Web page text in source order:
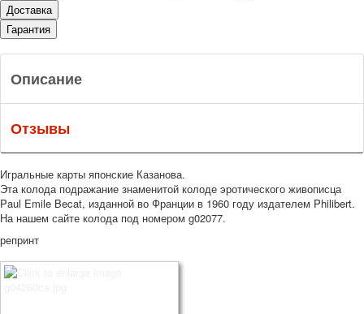
Доставка
Гарантия
Описание
Отзывы
Игральные карты японские Казанова.
Эта колода подражание знаменитой колоде эротического живописца
Paul Emile Becat, изданной во Франции в 1960 году издателем Philibert.
На нашем сайте колода под номером g02077.
репринт